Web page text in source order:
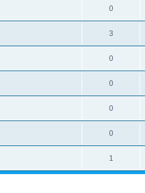
0
3
0
0
0
0
1